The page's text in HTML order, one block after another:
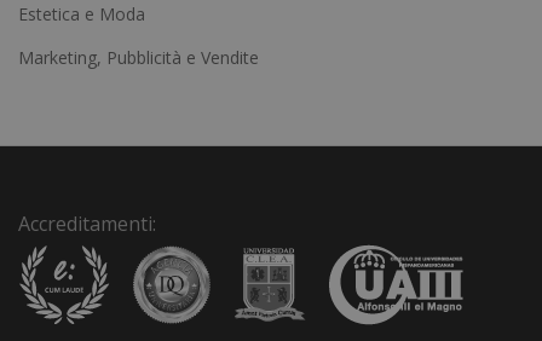
v
Estetica e Moda
Marketing, Pubblicità e Vendite
Accreditamenti: